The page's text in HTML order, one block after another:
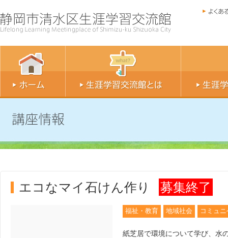
エコなマイ石けん作り 募集終了
福祉・教育 地域社会 コミュ
紙芝居で環境について学び、水